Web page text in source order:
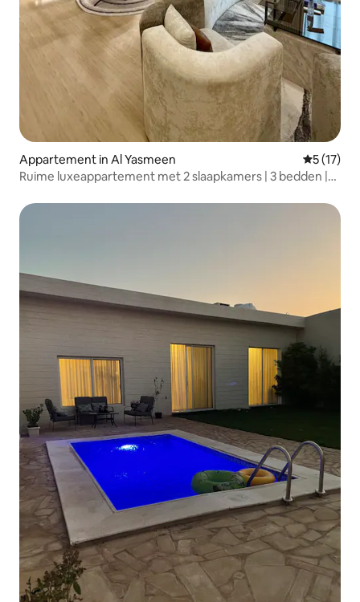
Appartement in Al Yasmeen
5 (17)
Ruime luxeappartement met 2 slaapkamers | 3 bedden |